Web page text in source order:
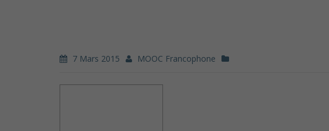
7 Mars 2015 MOOC Francophone